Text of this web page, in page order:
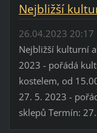
Nejbližší
26.04.2023 20:17
Nejbližší kulturní
2023 - pořádá
kostelem, od
27. 5. 2023 -
sklepů Termín: